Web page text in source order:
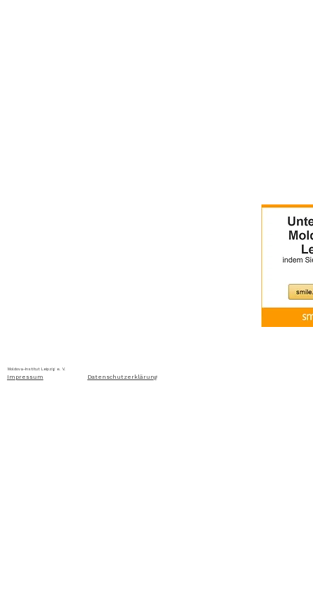
Moldova-Institut Leipzig e. V. Ritterstraße 24, D-04109
Impressum Datenschutzerklärung